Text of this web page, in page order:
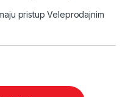
pristup Veleprodajnim